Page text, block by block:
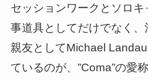
セッションワークとソロ
事道具としてだけでなく
親友としてMichael
ているのが、”Coma”の愛